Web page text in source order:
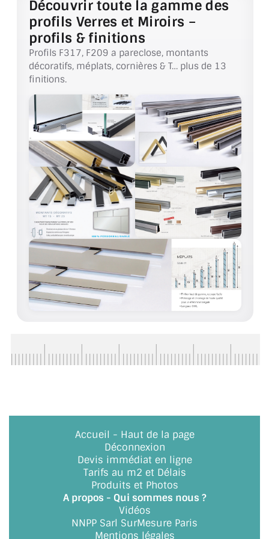
ACCESSOIRES & QUINCAILLERIE
CATALOGUE DE PROFILS ET FIXATION DU
VERRE
LES PROFILS PAROI DE VERRE
VITRINE EN VERRE
CONNECTEURS ET ASSEMBLAGE DE VERRES
PLATS ET CORNIÈRES
LES CHARNIÈRES DE PORTE EN VERRE
BOUTONS ET POIGNÉES
BARRES DE STABILISATION
JOINTS D'ÉTANCHÉITÉS
SYSTÈMES PIVOTANTS
ACCESSOIRES EN PROMOTIONS
EXEMPLES, RÉALISATIONS, INSPIRATIONS
NUANCIER RAL
COMMENT COUPER DU VERRE ?
Découvrir toute la gamme des
profils Verres et Miroirs –
profils & finitions
Profils F317, F209 a pareclose, montants
décoratifs, méplats, cornières & T… plus de 13
finitions.
Accueil - Haut de la page
Déconnexion
Devis immédiat en ligne
Tarifs au m2 et Délais
Produits et Photos
A propos - Qui sommes nous ?
Vidéos
NNPP Sarl SurMesure Paris
Mentions légales